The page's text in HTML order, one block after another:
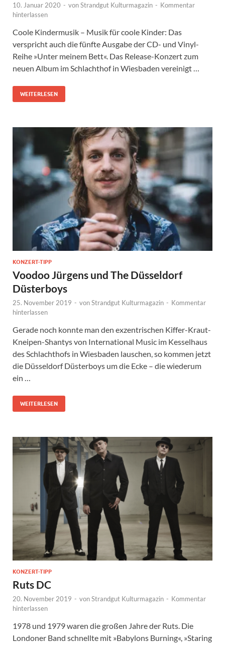
10. Januar 2020 - vonStrandgut Kulturmagazin - Kommentar
hinterlassen
Coole Kindermusik – Musik für coole Kinder: Das
verspricht auch die fünfte Ausgabe der CD- und Vinyl-
Reihe »Unter meinem Bett«. Das Release-Konzert zum
neuen Album im Schlachthof in Wiesbaden vereinigt …
WEITERLESEN
KONZERT-TIPP
Voodoo Jürgens und The Düsseldorf
Düsterboys
25. November 2019 - vonStrandgut Kulturmagazin - Kommentar
hinterlassen
Gerade noch konnte man den exzentrischen Kiffer-Kraut-
Kneipen-Shantys von International Music im Kesselhaus
des Schlachthofs in Wiesbaden lauschen, so kommen jetzt
die Düsseldorf Düsterboys um die Ecke – die wiederum
ein …
WEITERLESEN
KONZERT-TIPP
Ruts DC
20. November 2019 - vonStrandgut Kulturmagazin - Kommentar
hinterlassen
1978 und 1979 waren die großen Jahre der Ruts. Die
Londoner Band schnellte mit »Babylons Burning«, »Staring